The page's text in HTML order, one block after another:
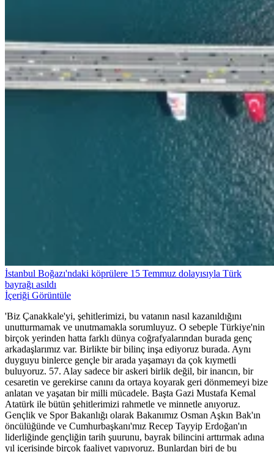
İstanbul Boğazı'ndaki köprülere 15 Temmuz dolayısıyla Türk
bayrağı asıldı
İçeriği Görüntüle
'Biz Çanakkale'yi, şehitlerimizi, bu vatanın nasıl kazanıldığını
unutturmamak ve unutmamakla sorumluyuz. O sebeple Türkiye'nin
birçok yerinden hatta farklı dünya coğrafyalarından burada genç
arkadaşlarımız var. Birlikte bir bilinç inşa ediyoruz burada. Aynı
duyguyu binlerce gençle bir arada yaşamayı da çok kıymetli
buluyoruz. 57. Alay sadece bir askeri birlik değil, bir inancın, bir
cesaretin ve gerekirse canını da ortaya koyarak geri dönmemeyi bize
anlatan ve yaşatan bir milli mücadele. Başta Gazi Mustafa Kemal
Atatürk ile bütün şehitlerimizi rahmetle ve minnetle anıyoruz.
Gençlik ve Spor Bakanlığı olarak Bakanımız Osman Aşkın Bak'ın
öncülüğünde ve Cumhurbaşkanı'mız Recep Tayyip Erdoğan'ın
liderliğinde gençliğin tarih şuurunu, bayrak bilincini arttırmak adına
yıl içerisinde birçok faaliyet yapıyoruz. Bunlardan biri de bu